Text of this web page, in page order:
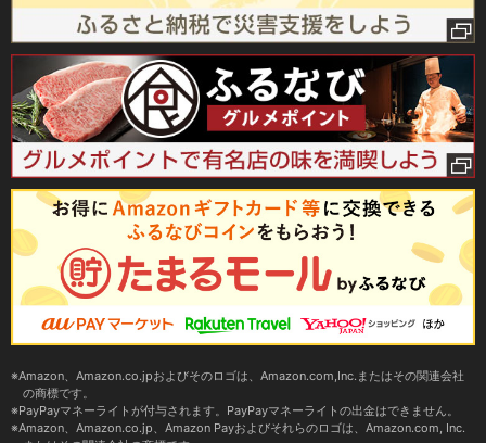
Amazon、Amazon.co.jpおよびそのロゴは、Amazon.com,Inc.またはその関連会社
の商標です。
PayPayマネーライトが付与されます。PayPayマネーライトの出金はできません。
Amazon、Amazon.co.jp、Amazon Payおよびそれらのロゴは、Amazon.com, Inc.